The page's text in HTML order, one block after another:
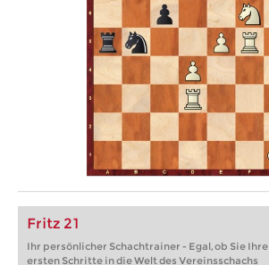
Fritz 21
Ihr persönlicher Schachtrainer - Egal, ob Sie Ihre
ersten Schritte in die Welt des Vereinsschachs